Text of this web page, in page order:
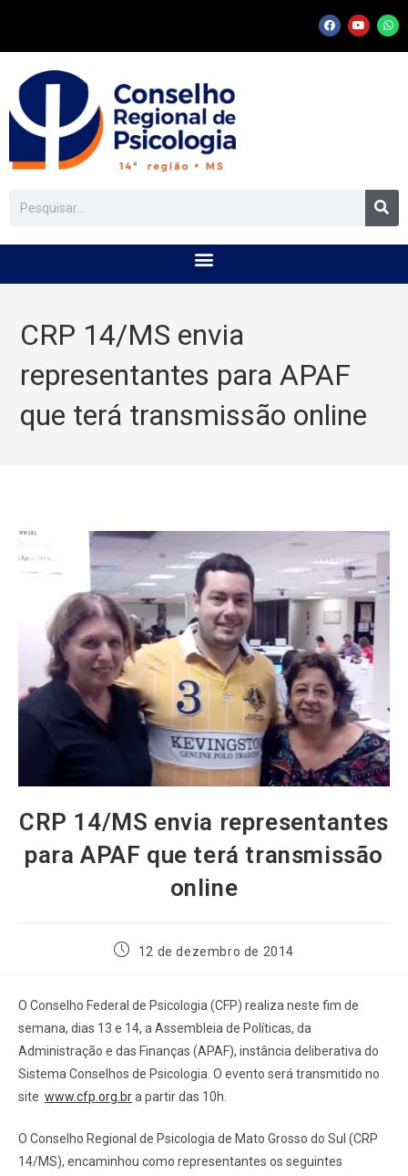
CRP 14/MS envia
representantes para APAF
que terá transmissão online
CRP 14/MS envia representantes
para APAF que terá transmissão
online
12 de dezembro de 2014
O Conselho Federal de Psicologia (CFP) realiza neste fim de
semana, dias 13 e 14, a Assembleia de Políticas, da
Administração e das Finanças (APAF), instância deliberativa do
Sistema Conselhos de Psicologia. O evento será transmitido no
site www.cfp.org.bra partir das 10h.
O Conselho Regional de Psicologia de Mato Grosso do Sul (CRP
14/MS), encaminhou como representantes os seguintes